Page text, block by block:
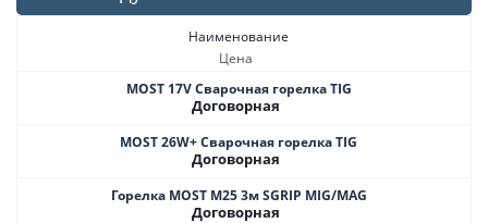
Наименование
Цена
MOST 17V Сварочная горелка TIG
Договорная
MOST 26W+ Сварочная горелка TIG
Договорная
Горелка MOST M25 3м SGRIP MIG/MAG
Договорная